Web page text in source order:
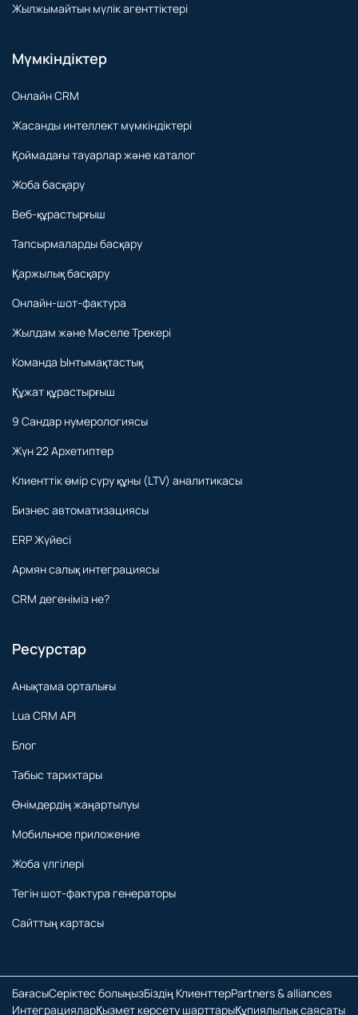
Жылжымайтын мүлік агенттіктері
Мүмкіндіктер
Онлайн CRM
Жасанды интеллект мүмкіндіктері
Қоймадағы тауарлар және каталог
Жоба басқару
Веб-құрастырғыш
Тапсырмаларды басқару
Қаржылық басқару
Онлайн-шот-фактура
Жылдам және Мәселе Трекері
Команда Ынтымақтастық
Құжат құрастырғыш
9 Сандар нумерологиясы
Жүн 22 Архетиптер
Клиенттік өмір сүру құны (LTV) аналитикасы
Бизнес автоматизациясы
ERP Жүйесі
Армян салық интеграциясы
CRM дегеніміз не?
Ресурстар
Анықтама орталығы
Lua CRM API
Блог
Табыс тарихтары
Өнімдердің жаңартылуы
Мобильное приложение
Жоба үлгілері
Тегін шот-фактура генераторы
Сайттың картасы
БағасыСеріктес болыңызБіздің КлиенттерPartners & alliances
ИнтеграцияларҚызмет көрсету шарттарыҚұпиялылық саясаты